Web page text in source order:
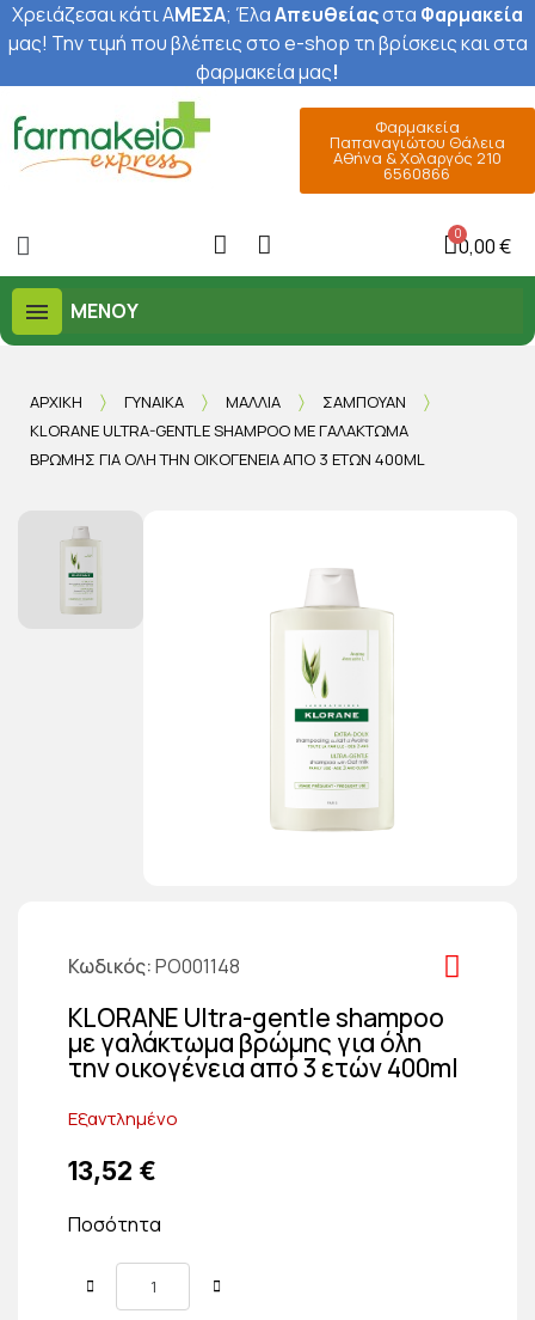
Χρειάζεσαι κάτι ΑΜΕΣΑ; ΈλαΑπευθείαςστα Φαρμακεία
μας! Την τιμή που βλέπεις στο e-shop τη βρίσκεις και στα
φαρμακεία μας!
Φαρμακεία
Παπαναγιώτου Θάλεια
Αθήνα & Χολαργός 210
6560866
0,00 €
ΜΕΝΟΎ
ΑΡΧΙΚΉ ΓΥΝΑΊΚΑ ΜΑΛΛΙΆ
ΣΑΜΠΟΥΆΝ
KLORANE ULTRA-GENTLE SHAMPOO ΜΕ ΓΑΛΆΚΤΩΜΑ
ΒΡΏΜΗΣ ΓΙΑ ΌΛΗ ΤΗΝ ΟΙΚΟΓΈΝΕΙΑ ΑΠΌ 3 ΕΤΏΝ 400ML
Κωδικός PO001148
KLORANE Ultra-gentle shampoo
με γαλάκτωμα βρώμης για όλη
την οικογένεια από 3 ετών 400ml
Εξαντλημένο
13,52 €
Ποσότητα